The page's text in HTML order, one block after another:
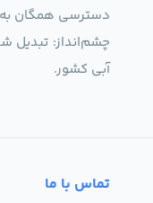
دسترسی همگان
چشم‌انداز: تبدیل
آبی کشور.
تماس با ما